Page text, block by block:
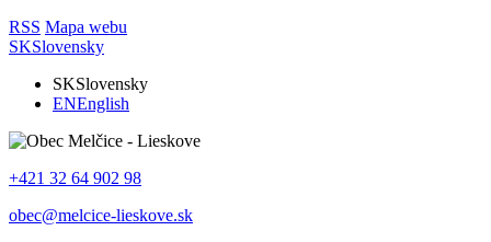
RSS Mapa webu
SKSlovensky
SKSlovensky
ENEnglish
+421 32 64 902 98
obec@melcice-lieskove.sk